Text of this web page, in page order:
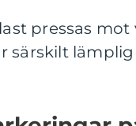
pressas mot
särskilt